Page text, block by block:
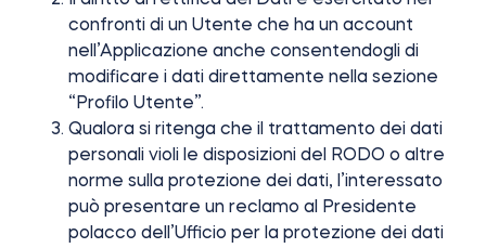
confronti di un Utente che ha un account
nell’Applicazione anche consentendogli di
modificare i dati direttamente nella sezione
“Profilo Utente”.
Qualora si ritenga che il trattamento dei dati
personali violi le disposizioni del RODO o altre
norme sulla protezione dei dati, l’interessato
può presentare un reclamo al Presidente
polacco dell’Ufficio per la protezione dei dati